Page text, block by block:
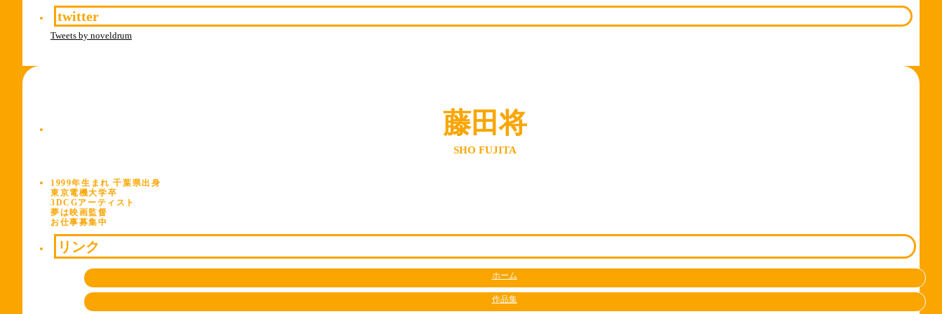
twitter
Tweets by noveldrum
藤田将
SHO FUJITA
1999年生まれ 千葉県出身
東京電機大学卒
3DCGアーティスト
夢は映画監督
お仕事募集中
リンク
ホーム
作品集